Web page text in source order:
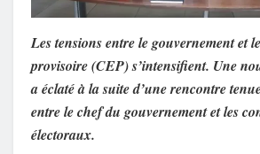
Les tensions entre le gouvernement et
provisoire (CEP) s’intensifient. Une
a éclaté à la suite d’une rencontre
entre le chef du gouvernement et les
électoraux.